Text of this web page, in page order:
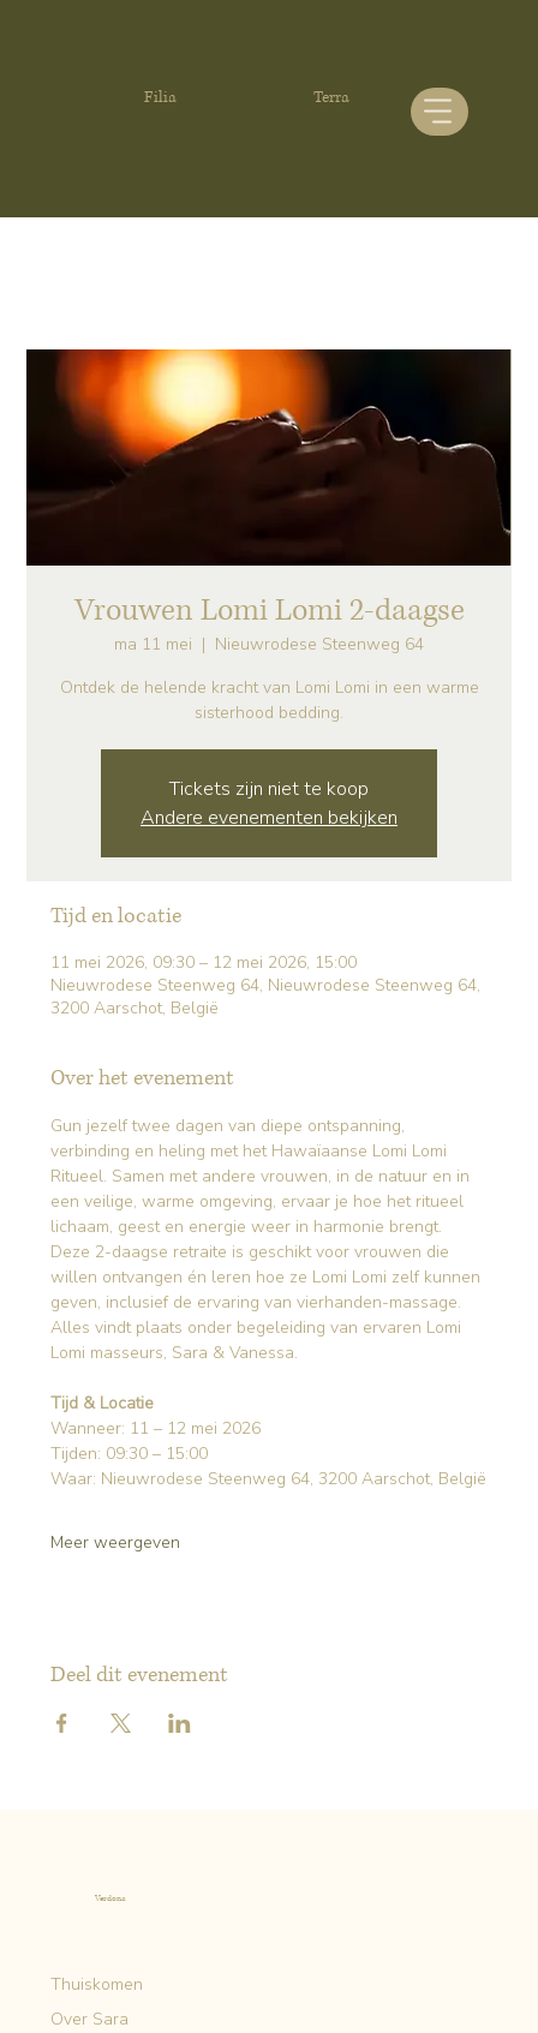
Filia Terra
Verdona
Thuiskomen
Over Sara
Vrouwen Lomi Lomi 2-daagse
ma 11 mei
  |
Nieuwrodese Steenweg 64
Ontdek de helende kracht van Lomi Lomi in een warme
sisterhood bedding.
Tickets zijn niet te koop
Andere evenementen bekijken
Tijd en locatie
11 mei 2026, 09:30 – 12 mei 2026, 15:00
Nieuwrodese Steenweg 64, Nieuwrodese Steenweg 64,
3200 Aarschot, België
Over het evenement
Gun jezelf twee dagen van diepe ontspanning,
verbinding en heling met het Hawaïaanse Lomi Lomi
Ritueel. Samen met andere vrouwen, in de natuur en in
een veilige, warme omgeving, ervaar je hoe het ritueel
lichaam, geest en energie weer in harmonie brengt.
Deze 2-daagse retraite is geschikt voor vrouwen die
willen ontvangen én leren hoe ze Lomi Lomi zelf kunnen
geven, inclusief de ervaring van vierhanden-massage.
Alles vindt plaats onder begeleiding van ervaren Lomi
Lomi masseurs, Sara & Vanessa.
Tijd & Locatie
Wanneer: 11 – 12 mei 2026
Tijden: 09:30 – 15:00
Waar: Nieuwrodese Steenweg 64, 3200 Aarschot, België
Meer weergeven
Deel dit evenement